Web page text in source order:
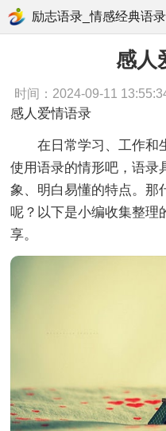
励志语录_情感经典语
感人
时间：2024-09-11
感人爱情语录
在日常学习、工作和
使用语录的情形吧，语录
象、明白易懂的特点。那
呢？以下是小编收集整理
享。